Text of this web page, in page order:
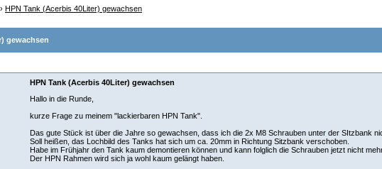
› HPN Tank (Acerbis 40Liter) gewachsen
gewachsen
HPN Tank (Acerbis 40Liter) gewachsen
Hallo in die Runde,
kurze Frage zu meinem "lackierbaren HPN Tank".
Das gute Stück ist über die Jahre so gewachsen, dass ich die 2x M8 Schrauben unter der SItzbank
Soll heißen, das Lochbild des Tanks hat sich um ca. 20mm in Richtung Sitzbank verschoben.
Habe im Frühjahr den Tank kaum demontieren können und kann folglich die Schrauben jetzt nicht
Der HPN Rahmen wird sich ja wohl kaum gelängt haben.